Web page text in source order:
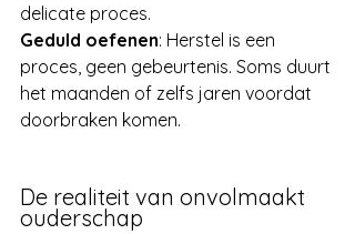
delicate proces.
Geduld oefenen: Herstel is een
proces, geen gebeurtenis. Soms duurt
het maanden of zelfs jaren voordat
doorbraken komen.
De realiteit van onvolmaakt
ouderschap